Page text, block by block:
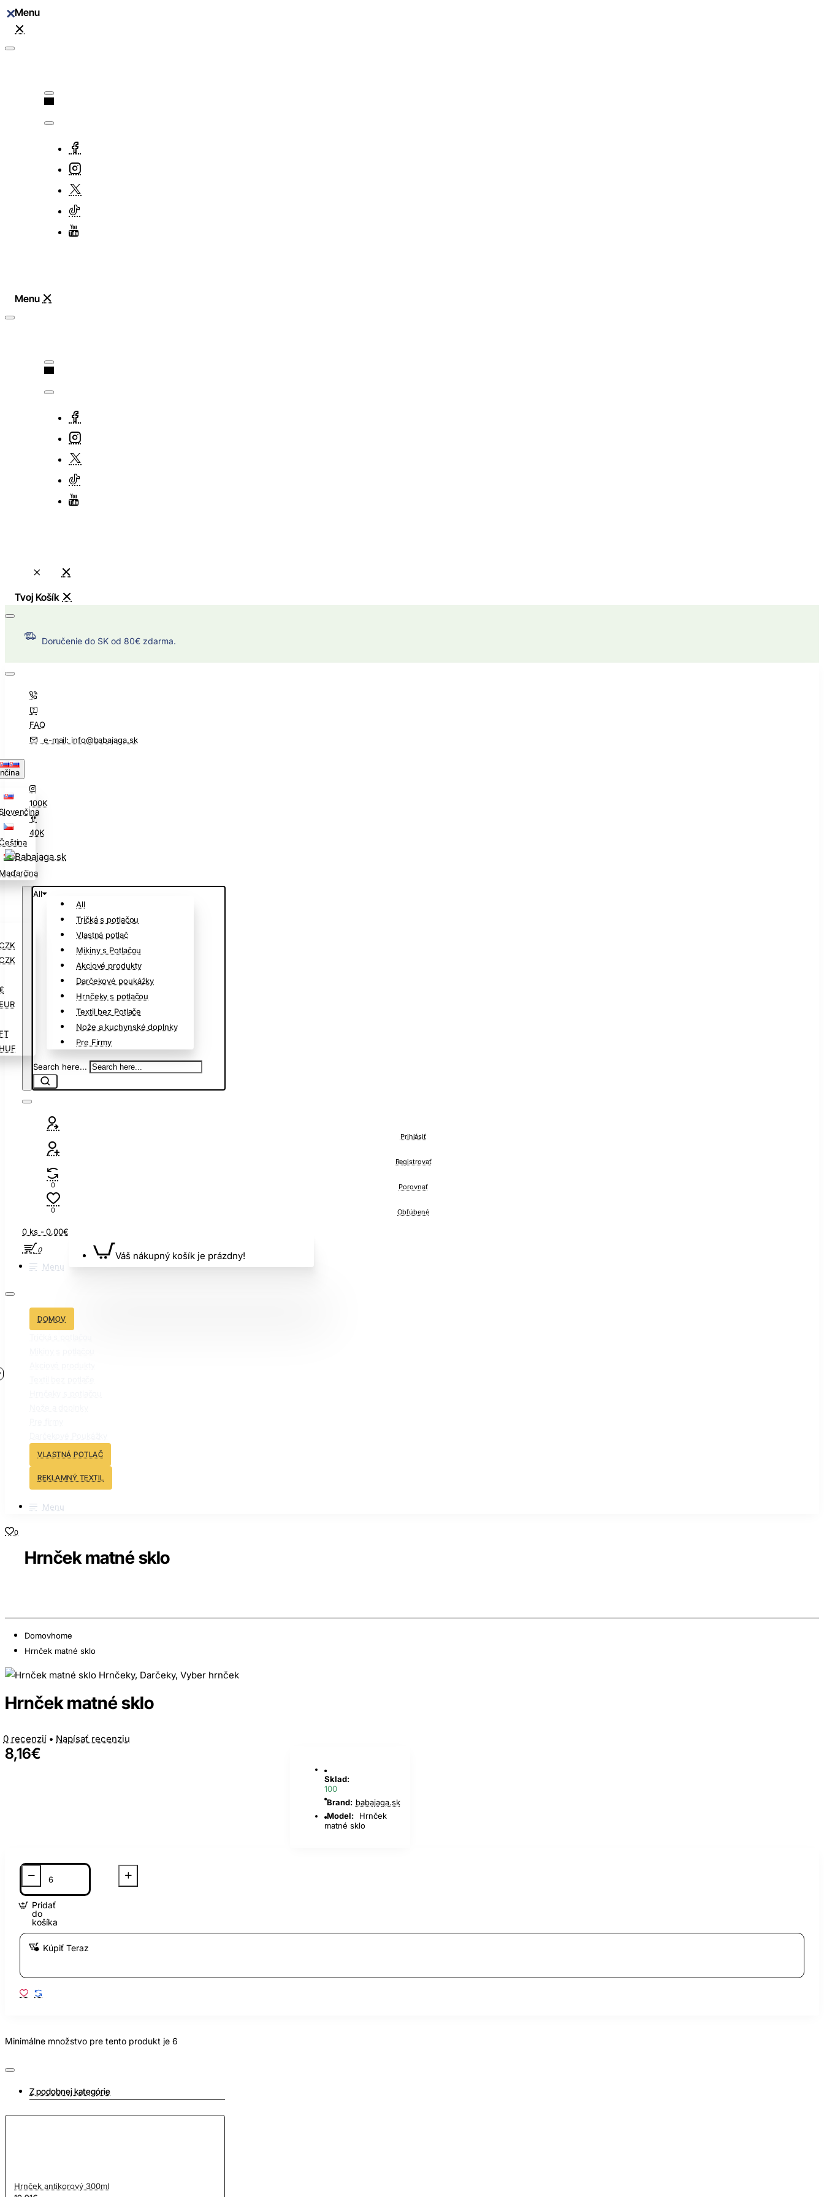
Doručenie do SK od 80€ zdarma.
FAQ
e-mail: info@babajaga.sk
100K
40K
All
All
Tričká s potlačou
Vlastná potlač
Mikiny s Potlačou
Akciové produkty
Darčekové poukážky
Hrnčeky s potlačou
Textil bez Potlače
Nože a kuchynské doplnky
Pre Firmy
Search here...
Prihlásiť
Registrovať
Porovnať
0
Obľúbené
0
0 ks - 0,00€
0 Váš nákupný košík je prázdny!
Menu
DOMOV
VLASTNÁ POTLAČ
REKLAMNÝ TEXTIL
Menu
0
Hrnček matné sklo
Domovhome
Hrnček matné sklo
Hrnček matné sklo
0 recenzií • Napísať recenziu
8,16€
Sklad:
100
Brand: babajaga.sk
Model:
Hrnček
matné sklo
Pridať
do
košíka
Kúpiť Teraz
Minimálne množstvo pre tento produkt je 6
Z podobnej kategórie
Hrnček antikorový 300ml